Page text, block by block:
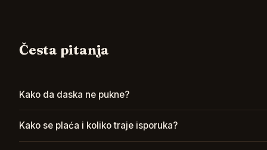
Česta pitanja
Kako da daska ne pukne?
Kako se plaća i koliko traje isporuka?